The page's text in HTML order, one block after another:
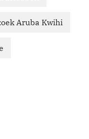
Aruba Kwihi